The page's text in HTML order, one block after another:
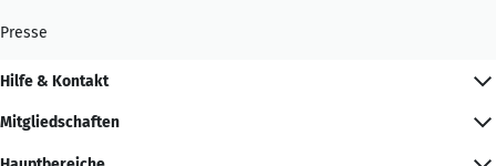
Presse
Hilfe & Kontakt
Mitgliedschaften